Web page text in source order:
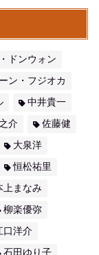
ドンウォン
ン・フジオカ
中井貴一
介 佐藤健
大泉洋
恒松祐里
上まなみ
柳楽優弥
口洋介
石田ゆり子